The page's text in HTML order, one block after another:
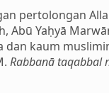
pertolongan
Abū Yaḥyā
kaum
Rabbanā taqabbal